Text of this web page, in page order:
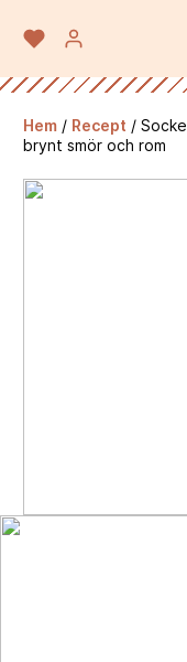
Hem / Recept /
brynt smör och rom